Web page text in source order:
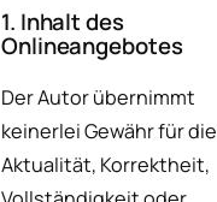
1. Inhalt des
Onlineangebotes
Der Autor übernimmt
keinerlei Gewähr für die
Aktualität, Korrektheit,